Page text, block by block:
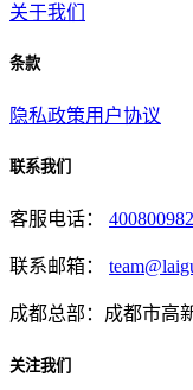
关于我们
条款
隐私政策用户协议
联系我们
客服电话：
联系邮箱：
成都总部：成都市高
关注我们